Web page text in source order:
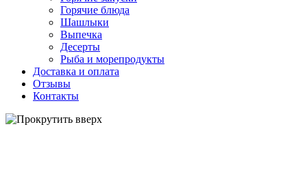
Горячие блюда
Шашлыки
Выпечка
Десерты
Рыба и морепродукты
Доставка и оплата
Отзывы
Контакты